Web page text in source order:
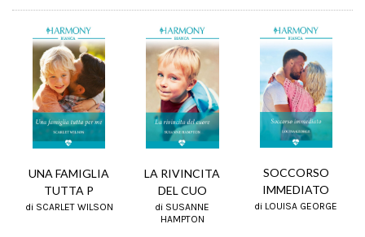
UNA FAMIGLIA
TUTTA P
di SCARLET WILSON
LA RIVINCITA
DEL CUO
di SUSANNE
HAMPTON
SOCCORSO
IMMEDIATO
di LOUISA GEORGE